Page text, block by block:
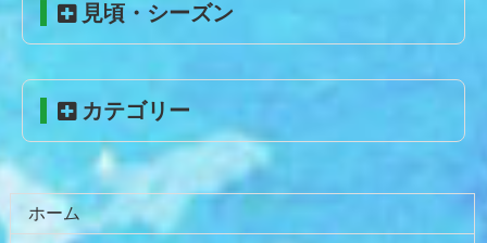
の
へ
戻
戻
見頃・シーズン
カテゴリー
ホーム